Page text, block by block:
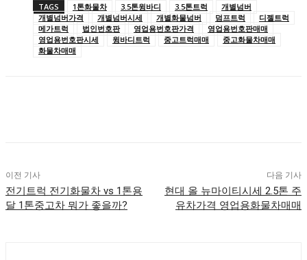
TAGS 1톤화물차 3.5톤윙바디 3.5톤트럭
개별넘버
개별넘버가격
개별넘버시세 개별화물넘버 덤프트럭
디젤트럭
메가트럭
법인번호판 영업용번호판가격
영업용번호판매매
영업용번호판시세
윙바디트럭 중고트럭매매
중고화물차매매
화물차매매
이전 기사
전기트럭 전기화물차 vs 1톤용
달 1톤중고차 뭐가 좋을까?
다음 기사
현대 올 뉴마이티시세 2.5톤 주
유차가격 영업용화물차매매